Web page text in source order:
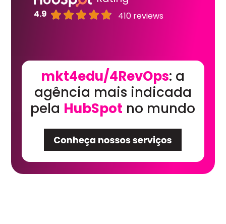
4.9 410 reviews
mkt4edu/4RevOps: a
agência mais indicada
pela HubSpot no mundo